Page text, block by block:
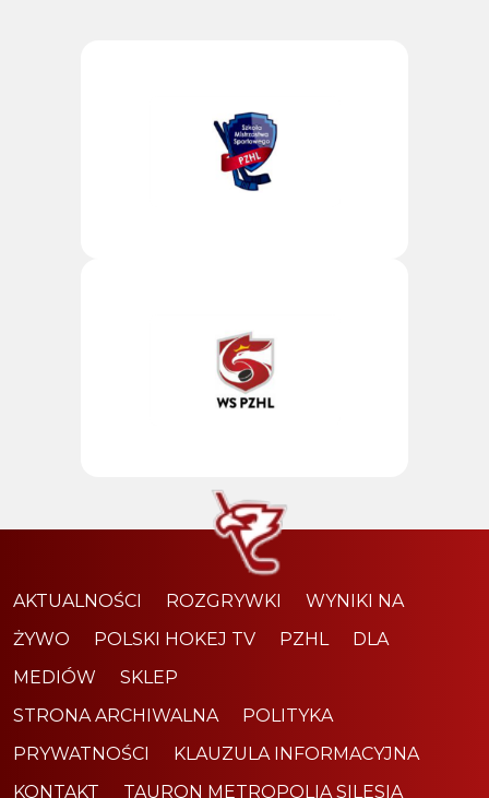
AKTUALNOŚCI ROZGRYWKI
WYNIKI NA
ŻYWO
POLSKI HOKEJ TV PZHL
DLA
MEDIÓW
SKLEP
STRONA ARCHIWALNA
POLITYKA
PRYWATNOŚCI
KLAUZULA INFORMACYJNA
KONTAKT
TAURON METROPOLIA SILESIA